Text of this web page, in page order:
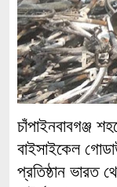
চাঁপাইনবাবগঞ্জ
বাইসাইকেল
প্রতিষ্ঠান ভারত